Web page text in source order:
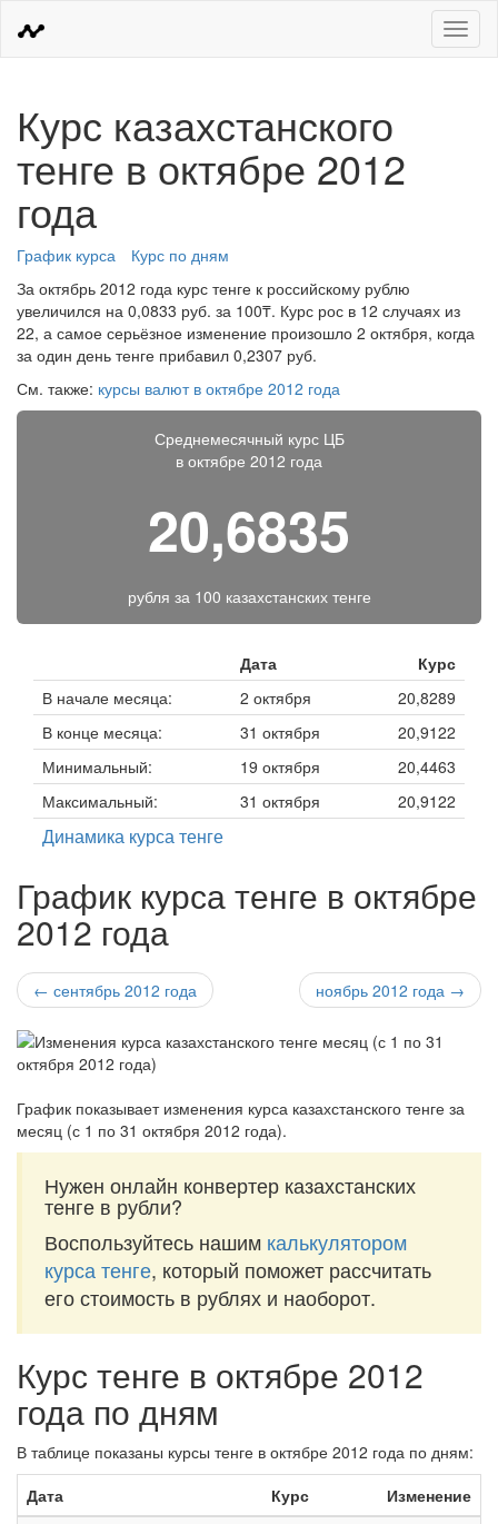
Меню
Курс казахстанского
тенге в октябре 2012
года
График курса
Курс по дням
За октябрь 2012 года курс тенге к российскому рублю
увеличился на 0,0833 руб. за 100₸. Курс рос в 12 случаях из
22, а самое серьёзное изменение произошло 2 октября, когда
за один день тенге прибавил 0,2307 руб.
См. также: курсы валют в октябре 2012 года
Среднемесячный курс ЦБ
в октябре 2012 года
20,6835
рубля за 100 казахстанских тенге
Дата
Курс
В начале месяца:
2 октября
20,8289
В конце месяца:
31 октября
20,9122
Минимальный:
19 октября
20,4463
Максимальный:
31 октября 20,9122
Динамика курса тенге
График курса тенге в октябре
2012 года
← сентябрь 2012 года ноябрь 2012 года →
График показывает изменения курса казахстанского тенге за
месяц (с 1 по 31 октября 2012 года).
Нужен онлайн конвертер казахстанских
тенге в рубли?
Воспользуйтесь нашим калькулятором
курса тенге, который поможет рассчитать
его стоимость в рублях и наоборот.
Курс тенге в октябре 2012
года по дням
В таблице показаны курсы тенге в октябре 2012 года по дням:
Дата
Курс Изменение